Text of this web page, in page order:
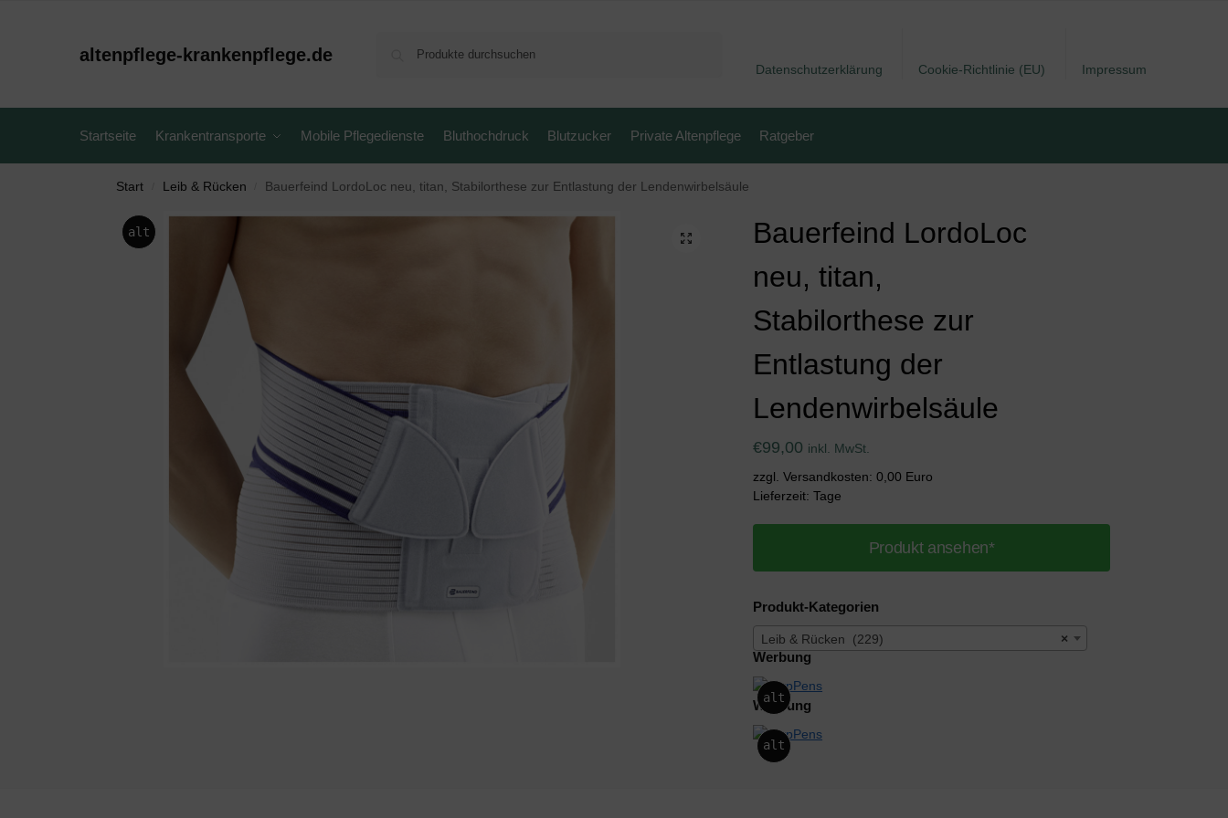
altenpflege-krankenpflege.de
Datenschutzerklärung Cookie-Richtlinie (EU) Impressum
Startseite Krankentransporte Mobile Pflegedienste Bluthochdruck Blutzucker Private Altenpflege Ratgeber
Start Leib & Rücken Bauerfeind LordoLoc neu, titan, Stabilorthese zur Entlastung der Lendenwirbelsäule
alt
Bauerfeind LordoLoc
neu, titan,
Stabilorthese zur
Entlastung der
Lendenwirbelsäule
€99,00 inkl. MwSt.
zzgl. Versandkosten: 0,00 Euro
Lieferzeit: Tage
Produkt ansehen*
Produkt-Kategorien
×
Leib & Rücken (229)
Werbung
alt
Werbung
alt